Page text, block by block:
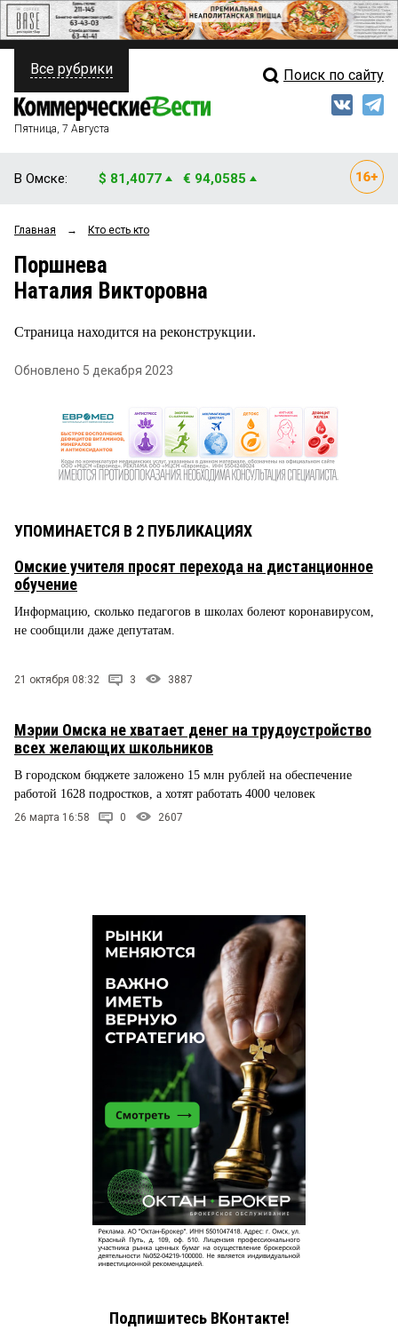
ПОЛИТИКА
ФИНАНСЫ
ОБЩЕСТВО
ЗАКОН
Свежий выпуск
Все рубрики Поиск по сайту
Пятница, 7 Августа
В Омске: $ 81,4077 € 94,0585
Главная → Кто есть кто
Поршнева
Наталия Викторовна
Страница находится на реконструкции.
Обновлено 5 декабря 2023
УПОМИНАЕТСЯ В 2 ПУБЛИКАЦИЯХ
Омские учителя просят перехода на дистанционное
обучение
Информацию, сколько педагогов в школах болеют коронавирусом,
не сообщили даже депутатам.
21 октября 08:32 3 3887
Мэрии Омска не хватает денег на трудоустройство
всех желающих школьников
В городском бюджете заложено 15 млн рублей на обеспечение
работой 1628 подростков, а хотят работать 4000 человек
26 марта 16:58 0 2607
Подпишитесь ВКонтакте!